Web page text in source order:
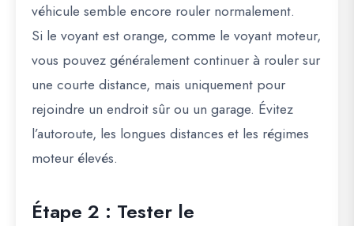
véhicule semble encore rouler normalement.
Si le voyant est orange, comme le voyant moteur,
vous pouvez généralement continuer à rouler sur
une courte distance, mais uniquement pour
rejoindre un endroit sûr ou un garage. Évitez
l’autoroute, les longues distances et les régimes
moteur élevés.
Étape 2 : Tester le